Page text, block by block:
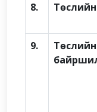
8.
9.
Төслийн